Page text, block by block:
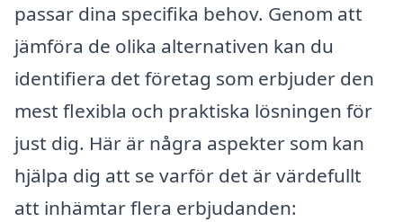
passar dina specifika behov. Genom att
jämföra de olika alternativen kan du
identifiera det företag som erbjuder den
mest flexibla och praktiska lösningen för
just dig. Här är några aspekter som kan
hjälpa dig att se varför det är värdefullt
att inhämtar flera erbjudanden: